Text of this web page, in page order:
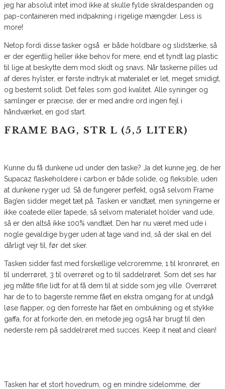
jeg har absolut intet imod ikke at skulle fylde skraldespanden og
pap-containeren med indpakning i rigelige mængder. Less is
more!
Netop fordi disse tasker også er både holdbare og slidstærke, så
er der egentlig heller ikke behov for mere, end et tyndt lag plastic
til lige at beskytte dem mod skidt og snavs. Når taskerne pilles ud
af deres hylster, er første indtryk at materialet er let, meget smidigt,
og bestemt solidt. Det føles som god kvalitet. Alle syninger og
samlinger er præcise, der er med andre ord ingen fejl i
håndværket, en god start.
FRAME BAG, STR L (5,5 LITER)
Kunne du få dunkene ud under den taske? Ja det kunne jeg, de her
Supacaz flaskeholdere i carbon er både solide, og fleksible, uden
at dunkene ryger ud. Så de fungerer perfekt, også selvom Frame
Bag’en sidder meget tæt på. Tasken er vandtæt, men syningerne er
ikke coatede eller tapede, så selvom materialet holder vand ude,
så er den altså ikke 100% vandtæt. Den har nu været med ude i
nogle gevaldige byger uden at tage vand ind, så der skal en del
dårligt vejr til, før det sker.
Tasken sidder fast med forskellige velcroremme, 1 til kronrøret, en
til underrøret, 3 til overrøret og to til saddelrøret. Som det ses har
jeg måtte fifle lidt for at få dem til at sidde som jeg ville. Overrøret
har de to to bagerste remme fået en ekstra omgang for at undgå
løse flapper, og den forreste har fået en ombukning og et stykke
gaffa, for at forkorte den, en metode jeg også har brugt til den
nederste rem på saddelrøret med succes. Keep it neat and clean!
Tasken har et stort hovedrum, og en mindre sidelomme, der